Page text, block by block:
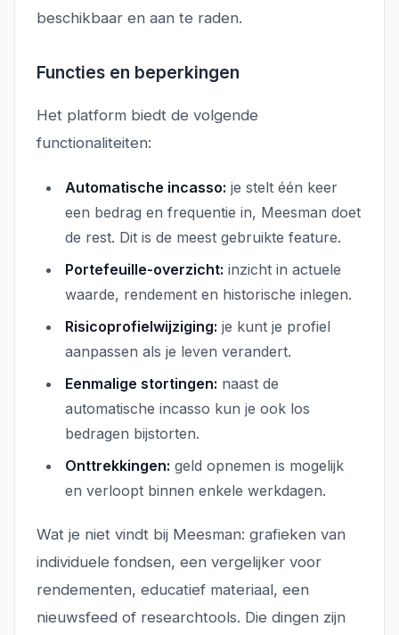
beschikbaar en aan te raden.
Functies en beperkingen
Het platform biedt de volgende
functionaliteiten:
Automatische incasso: je stelt één keer
een bedrag en frequentie in, Meesman doet
de rest. Dit is de meest gebruikte feature.
Portefeuille-overzicht: inzicht in actuele
waarde, rendement en historische inlegen.
Risicoprofielwijziging: je kunt je profiel
aanpassen als je leven verandert.
Eenmalige stortingen: naast de
automatische incasso kun je ook los
bedragen bijstorten.
Onttrekkingen: geld opnemen is mogelijk
en verloopt binnen enkele werkdagen.
Wat je niet vindt bij Meesman: grafieken van
individuele fondsen, een vergelijker voor
rendementen, educatief materiaal, een
nieuwsfeed of researchtools. Die dingen zijn